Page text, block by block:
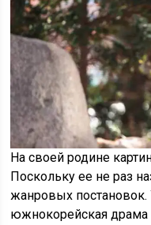
На своей родине
Поскольку ее не раз
жанровых постановок.
южнокорейская драма